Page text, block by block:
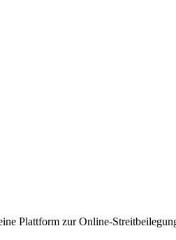
Plattform zur Online-